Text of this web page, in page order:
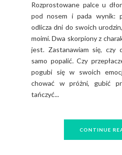
Rozprostowane palce u
pod nosem i pada wynik:
odlicza dni do swoich
moimi. Dwa skorpiony z
jest. Zastanawiam się, czy
samo popalić. Czy
pogubi się w swoich
chować w próżni, gubić
tańczyć...
CONTINUE